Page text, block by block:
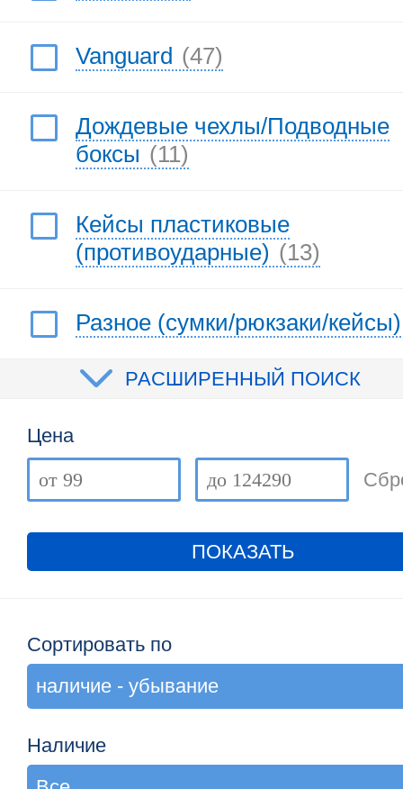
Vanguard (47)
Дождевые чехлы/Подводные
боксы (11)
Кейсы пластиковые
(противоударные) (13)
Разное (сумки/рюкзаки/кейсы)
РАСШИРЕННЫЙ ПОИСК
Цена
ПОКАЗАТЬ
Сортировать по
Наличие